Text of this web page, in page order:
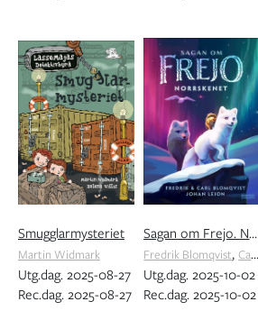
Smugglarmysteriet
Martin Widmark
Utg.dag. 2025-08-27
Rec.dag. 2025-08-27
Sagan om Frejo. Norrskenet
Fredrik Blomqvist,Carl Blomqvist
Utg.dag. 2025-10-02
Rec.dag. 2025-10-02